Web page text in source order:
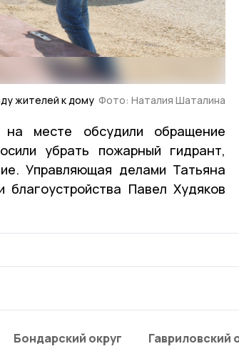
жителей к дому Фото: Наталия Шаталина
на месте обсудили обращение
убрать пожарный гидрант,
Управляющая делами Татьяна
Павел Худяков
Бондарский округ Гавриловский